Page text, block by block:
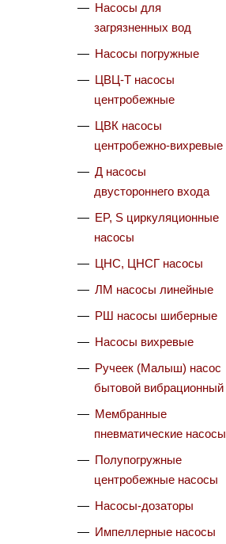
Насосы для
загрязненных вод
Насосы погружные
ЦВЦ-Т насосы
центробежные
ЦВК насосы
центробежно-вихревые
Д насосы
двустороннего входа
EP, S циркуляционные
насосы
ЦНС, ЦНСГ насосы
ЛМ насосы линейные
РШ насосы шиберные
Насосы вихревые
Ручеек (Малыш) насос
бытовой вибрационный
Мембранные
пневматические насосы
Полупогружные
центробежные насосы
Насосы-дозаторы
Импеллерные насосы